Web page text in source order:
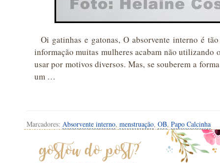
Oi gatinhas e gatonas, O absorvente interno é
informação muitas mulheres acabam não utilizando
usar por motivos diversos. Mas, se souberem a
um …
Marcadores: Absorvente interno, menstruação, OB, Papo Calcinha